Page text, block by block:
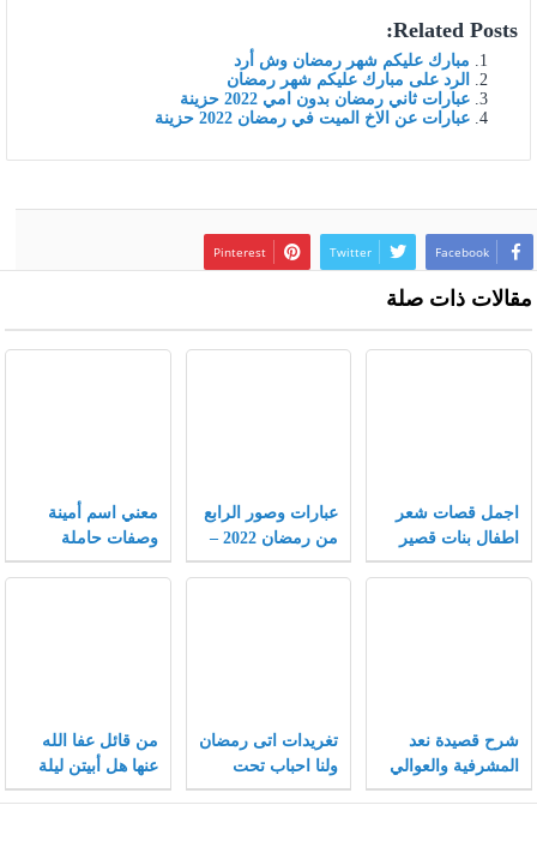
Related Posts:
مبارك عليكم شهر رمضان وش أرد
الرد على مبارك عليكم شهر رمضان
عبارات ثاني رمضان بدون امي 2022 حزينة
عبارات عن الاخ الميت في رمضان 2022 حزينة
Facebook
Twitter
Pinterest
مقالات ذات صلة
اجمل قصات شعر
اطفال بنات قصير
جدا 2022 جديدة
عبارات وصور الرابع
من رمضان 2022 –
موقع محتويات
معني اسم أمينة
وصفات حاملة
الاسم وحكم
شرح قصيدة نعد
المشرفية والعوالي
تغريدات اتى رمضان
ولنا احباب تحت
التراب تويتر 2022
من قائل عفا الله
عنها هل أبيتن ليلة